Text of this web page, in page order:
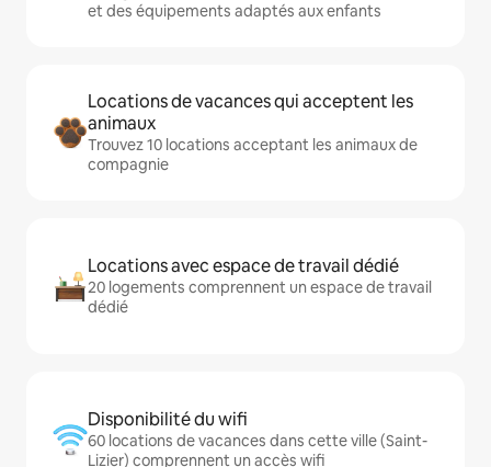
et des équipements adaptés aux enfants
Locations de vacances qui acceptent les
animaux
Trouvez 10 locations acceptant les animaux de
compagnie
Locations avec espace de travail dédié
20 logements comprennent un espace de travail
dédié
Disponibilité du wifi
60 locations de vacances dans cette ville (Saint-
Lizier) comprennent un accès wifi